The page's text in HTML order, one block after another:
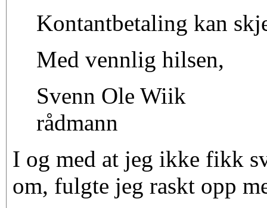
Kontantbetaling kan
Med vennlig hilsen,
Svenn Ole Wiik
rådmann
I og med at jeg ikke fikk
om, fulgte jeg raskt opp